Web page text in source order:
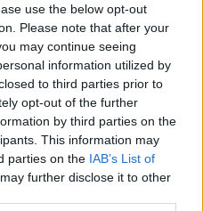
use the below opt-out
Please note that after your
may continue seeing
information utilized by
to third parties prior to
opt-out of the further
by third parties on the
This information may
parties on the IAB’s List of
further disclose it to other
Ντιναμό Κιέβου -
στη ρεβάνς
ορισμό του
του ΠΑΟΚ
Κιέβου